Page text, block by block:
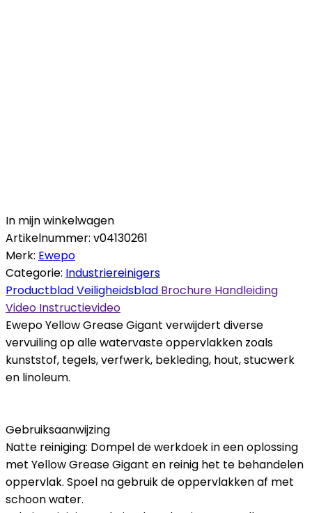
In mijn winkelwagen
Artikelnummer: v04130261
Merk: Ewepo
Categorie: Industriereinigers
ProductbladVeiligheidsblad Brochure Handleiding
Video Instructievideo
Ewepo Yellow Grease Gigant verwijdert diverse
vervuiling op alle watervaste oppervlakken zoals
kunststof, tegels, verfwerk, bekleding, hout, stucwerk
en linoleum.
Gebruiksaanwijzing
Natte reiniging: Dompel de werkdoek in een oplossing
met Yellow Grease Gigant en reinig het te behandelen
oppervlak. Spoel na gebruik de oppervlakken af met
schoon water.